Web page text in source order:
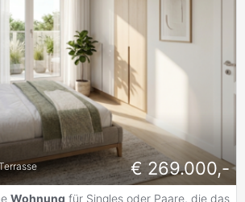
€ 269.000,-
Wohnung für Singles oder Paare, die das